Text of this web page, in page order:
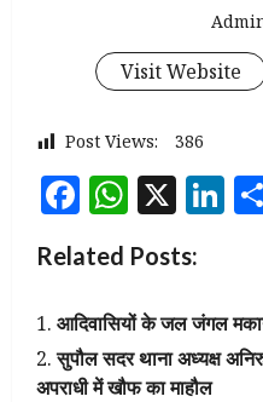
Visit Website
Post Views: 386
Facebook
X
Related Posts:
आदिवासियों के जल जंगल
सुपौल सदर थाना अध्यक्ष
अपराधी में खौफ का माहौल